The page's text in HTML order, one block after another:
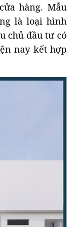
hàng. Mẫu
là loại hình
chủ đầu tư có
nay kết hợp